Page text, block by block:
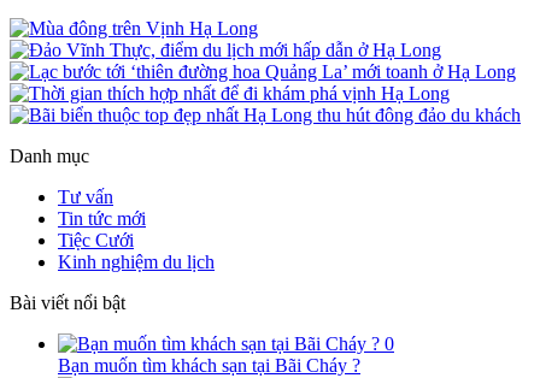
Danh mục
Tư vấn
Tin tức mới
Tiệc Cưới
Kinh nghiệm du lịch
Bài viết nổi bật
0
Bạn muốn tìm khách sạn tại Bãi Cháy ?